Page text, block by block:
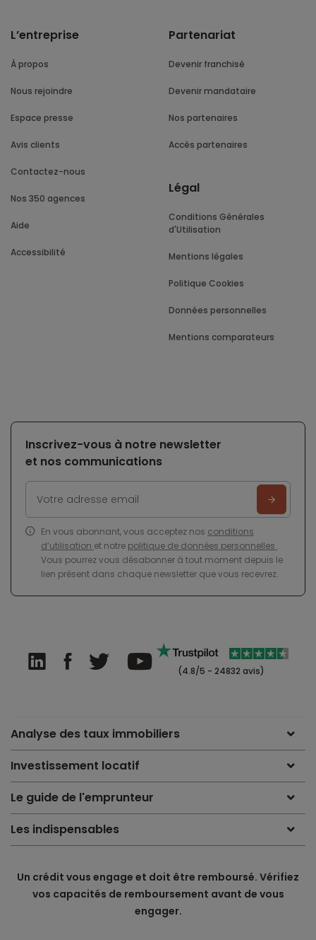
L’entreprise
À propos
Nous rejoindre
Espace presse
Avis clients
Contactez-nous
Nos 350 agences
Aide
Accessibilité
Partenariat
Devenir franchisé
Devenir mandataire
Nos partenaires
Accès partenaires
Légal
Conditions Générales
d'Utilisation
Mentions légales
Politique Cookies
Données personnelles
Mentions comparateurs
Inscrivez-vous à notre newsletter
et nos communications
En vous abonnant, vous acceptez nos conditions
d’utilisation et notre politique de données personnelles .
Vous pourrez vous désabonner à tout moment depuis le
lien présent dans chaque newsletter que vous recevrez.
(4.8/5 - 24832 avis)
Analyse des taux immobiliers
Investissement locatif
Le guide de l'emprunteur
Les indispensables
Un crédit vous engage et doit être remboursé. Vérifiez
vos capacités de remboursement avant de vous
engager.